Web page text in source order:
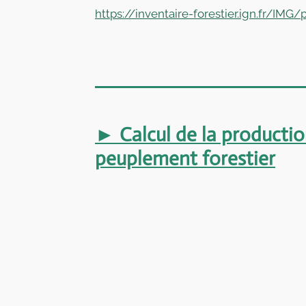
https://inventaire-forestier.ign.fr/IMG/
► Calcul de la
peuplement forestier